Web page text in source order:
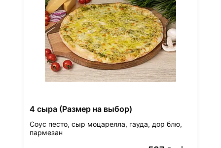
4 сыра (Размер на выбор)
Соус песто, сыр моцарелла, гауда, дор блю,
пармезан